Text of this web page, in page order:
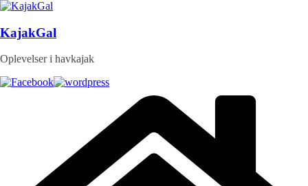
Skip
content
KajakGal
Oplevelser i havkajak